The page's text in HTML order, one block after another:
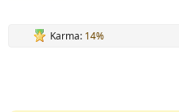
Karma: 14%